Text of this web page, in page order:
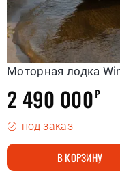
Моторная лодка
2 490 000₽
под заказ
В КОРЗИНУ